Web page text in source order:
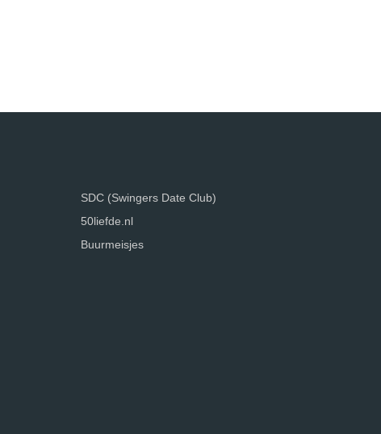
SDC (Swingers Date Club)
50liefde.nl
Buurmeisjes